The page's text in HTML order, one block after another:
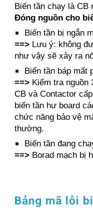
Biến tần chạy là CB
Đóng nguồn cho
Biến tần bị ngắn
==> Lưu ý: không
như vậy sẽ xảy ra
Biến tần báp mất
==> Kiểm tra nguồn
CB và Contactor
biến tần hư board
chức năng bảo vệ
thường.
Biến tần đang
==> Borad mạch bị
Bảng mã lỗi